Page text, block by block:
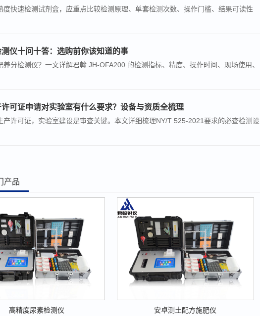
度快速检测试剂盒，应重点比较检测原理、单套检测次数、操作门槛、结果可读性
仪十问十答：选购前你该知道的事
养分检测仪？一文详解君翰 JH-OFA200 的检测指标、精度、操作时间、现场使用、
可证申请对实验室有什么要求？设备与资质全梳理
产许可证，实验室建设是审查关键。本文详细梳理NY/T 525-2021要求的必查检测设
产品
高精度尿素检测仪 安卓测土配方施肥仪